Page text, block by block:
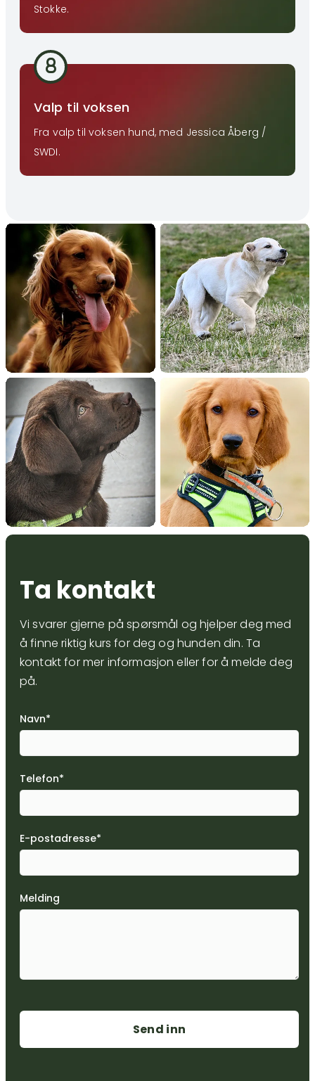
Stokke.
Valp til voksen
Fra valp til voksen hund, med Jessica Åberg /
SWDI.
Ta kontakt
Vi svarer gjerne på spørsmål og hjelper deg med
å finne riktig kurs for deg og hunden din. Ta
kontakt for mer informasjon eller for å melde deg
på.
Navn*
Telefon*
E-postadresse*
Melding